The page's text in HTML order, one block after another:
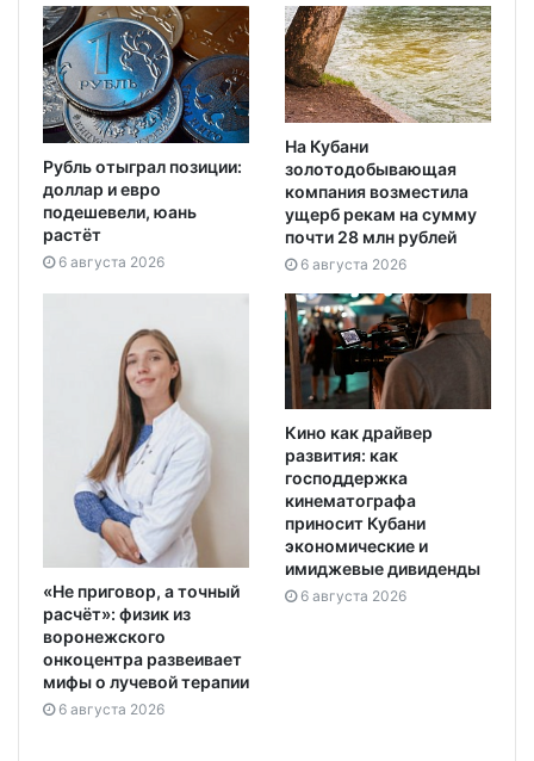
Рубль отыграл позиции:
доллар и евро
подешевели, юань
растёт
6 августа 2026
На Кубани
золотодобывающая
компания возместила
ущерб рекам на сумму
почти 28 млн рублей
6 августа 2026
«Не приговор, а точный
расчёт»: физик из
воронежского
онкоцентра развеивает
мифы о лучевой терапии
6 августа 2026
Кино как драйвер
развития: как
господдержка
кинематографа
приносит Кубани
экономические и
имиджевые дивиденды
6 августа 2026